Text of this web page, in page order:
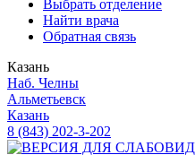
Выбрать отделение
Найти врача
Обратная связь
Казань
Наб. Челны
Альметьевск
Казань
8 (843) 202-3-202